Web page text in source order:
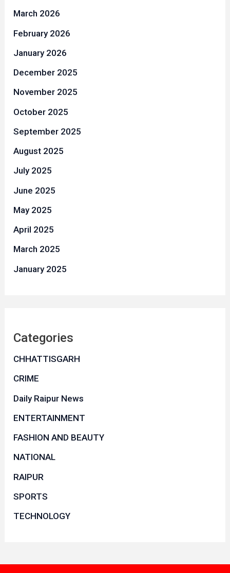
March 2026
February 2026
January 2026
December 2025
November 2025
October 2025
September 2025
August 2025
July 2025
June 2025
May 2025
April 2025
March 2025
January 2025
Categories
CHHATTISGARH
CRIME
Daily Raipur News
ENTERTAINMENT
FASHION AND BEAUTY
NATIONAL
RAIPUR
SPORTS
TECHNOLOGY